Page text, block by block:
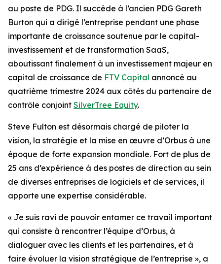
au poste de PDG. Il succède à l’ancien PDG Gareth
Burton qui a dirigé l’entreprise pendant une phase
importante de croissance soutenue par le capital-
investissement et de transformation SaaS,
aboutissant finalement à un investissement majeur en
capital de croissance de FTV Capital annoncé au
quatrième trimestre 2024 aux côtés du partenaire de
contrôle conjoint SilverTree Equity.
Steve Fulton est désormais chargé de piloter la
vision, la stratégie et la mise en œuvre d’Orbus à une
époque de forte expansion mondiale. Fort de plus de
25 ans d’expérience à des postes de direction au sein
de diverses entreprises de logiciels et de services, il
apporte une expertise considérable.
« Je suis ravi de pouvoir entamer ce travail important
qui consiste à rencontrer l’équipe d’Orbus, à
dialoguer avec les clients et les partenaires, et à
faire évoluer la vision stratégique de l’entreprise », a